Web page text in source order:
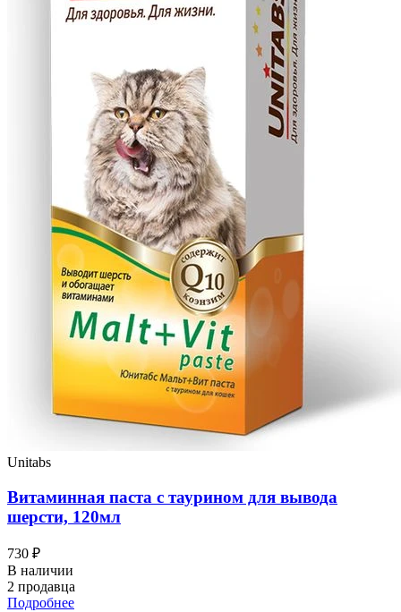
Unitabs
Витаминная паста с таурином для вывода
шерсти, 120мл
730 ₽
В наличии
2 продавца
Подробнее